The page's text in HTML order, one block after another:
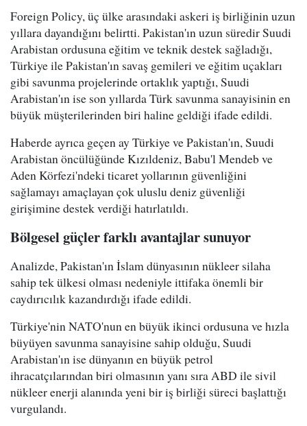
Foreign Policy, üç ülke arasındaki askeri iş birliğinin uzun
yıllara dayandığını belirtti. Pakistan'ın uzun süredir Suudi
Arabistan ordusuna eğitim ve teknik destek sağladığı,
Türkiye ile Pakistan'ın savaş gemileri ve eğitim uçakları
gibi savunma projelerinde ortaklık yaptığı, Suudi
Arabistan'ın ise son yıllarda Türk savunma sanayisinin en
büyük müşterilerinden biri haline geldiği ifade edildi.
Haberde ayrıca geçen ay Türkiye ve Pakistan'ın, Suudi
Arabistan öncülüğünde Kızıldeniz, Babu'l Mendeb ve
Aden Körfezi'ndeki ticaret yollarının güvenliğini
sağlamayı amaçlayan çok uluslu deniz güvenliği
girişimine destek verdiği hatırlatıldı.
Bölgesel güçler farklı avantajlar sunuyor
Analizde, Pakistan'ın İslam dünyasının nükleer silaha
sahip tek ülkesi olması nedeniyle ittifaka önemli bir
caydırıcılık kazandırdığı ifade edildi.
Türkiye'nin NATO'nun en büyük ikinci ordusuna ve hızla
büyüyen savunma sanayisine sahip olduğu, Suudi
Arabistan'ın ise dünyanın en büyük petrol
ihracatçılarından biri olmasının yanı sıra ABD ile sivil
nükleer enerji alanında yeni bir iş birliği süreci başlattığı
vurgulandı.